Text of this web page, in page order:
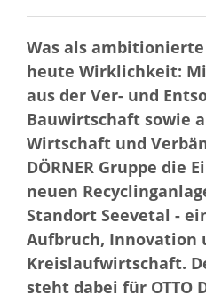
Was als
heute Wirklichkeit:
aus der Ver- und
Bauwirtschaft sowie
Wirtschaft und
DÖRNER Gruppe die
neuen
Standort Seevetal -
Aufbruch, Innovation
Kreislaufwirtschaft.
steht dabei für OTTO